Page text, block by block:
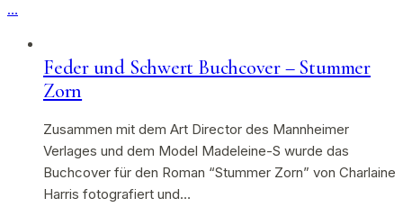
…
Feder und Schwert Buchcover – Stummer
Zorn
Zusammen mit dem Art Director des Mannheimer
Verlages und dem Model Madeleine-S wurde das
Buchcover für den Roman “Stummer Zorn” von Charlaine
Harris fotografiert und…